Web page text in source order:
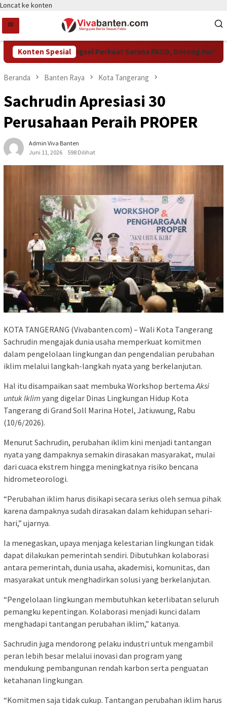
Loncat ke konten
Konten Spesial
Pemkot Tangsel Perkuat Sarana PAUD, Dorong Partisipasi
Beranda Banten Raya Kota Tangerang
Sachrudin Apresiasi 30
Perusahaan Peraih PROPER
Admin Viva Banten
Juni 11, 2026
598 Dilihat
KOTA TANGERANG (Vivabanten.com) – Wali Kota Tangerang
Sachrudin mengajak dunia usaha memperkuat komitmen
dalam pengelolaan lingkungan dan pengendalian perubahan
iklim melalui langkah-langkah nyata yang berkelanjutan.
Hal itu disampaikan saat membuka Workshop bertema Aksi
untuk Iklim yang digelar Dinas Lingkungan Hidup Kota
Tangerang di Grand Soll Marina Hotel, Jatiuwung, Rabu
(10/6/2026).
Menurut Sachrudin, perubahan iklim kini menjadi tantangan
nyata yang dampaknya semakin dirasakan masyarakat, mulai
dari cuaca ekstrem hingga meningkatnya risiko bencana
hidrometeorologi.
“Perubahan iklim harus disikapi secara serius oleh semua pihak
karena dampaknya sudah dirasakan dalam kehidupan sehari-
hari,” ujarnya.
Ia menegaskan, upaya menjaga kelestarian lingkungan tidak
dapat dilakukan pemerintah sendiri. Dibutuhkan kolaborasi
antara pemerintah, dunia usaha, akademisi, komunitas, dan
masyarakat untuk menghadirkan solusi yang berkelanjutan.
“Pengelolaan lingkungan membutuhkan keterlibatan seluruh
pemangku kepentingan. Kolaborasi menjadi kunci dalam
menghadapi tantangan perubahan iklim,” katanya.
Sachrudin juga mendorong pelaku industri untuk mengambil
peran lebih besar melalui inovasi dan program yang
mendukung pembangunan rendah karbon serta penguatan
ketahanan lingkungan.
“Komitmen saja tidak cukup. Tantangan perubahan iklim harus